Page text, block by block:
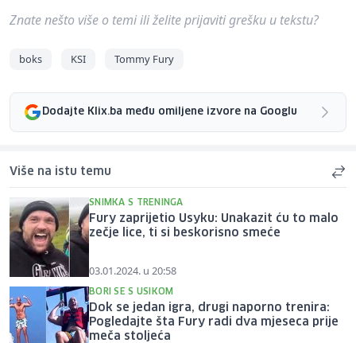
Znate nešto više o temi ili želite prijaviti grešku u tekstu?
boks KSI Tommy Fury
Dodajte Klix.ba među omiljene izvore na Googlu
Više na istu temu
SNIMKA S TRENINGA
Fury zaprijetio Usyku: Unakazit ću to malo
zečje lice, ti si beskorisno smeće
03.01.2024. u 20:58
BORI SE S USIKOM
Dok se jedan igra, drugi naporno trenira:
Pogledajte šta Fury radi dva mjeseca prije
meča stoljeća